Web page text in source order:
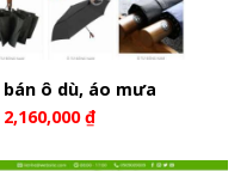
ô dù, áo mưa
2,160,000₫